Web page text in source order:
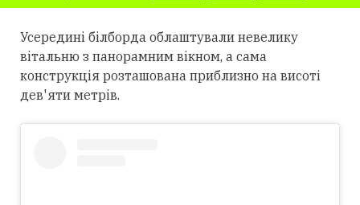
Усередині білборда облаштували невелику
вітальню з панорамним вікном, а сама
конструкція розташована приблизно на висоті
дев'яти метрів.